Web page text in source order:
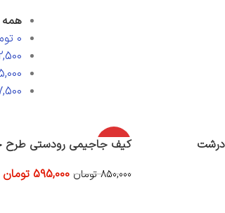
همه
0
-30%
کیف جاجیمی رودستی
850,000 تومان 595,000 تومان